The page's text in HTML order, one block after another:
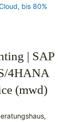
bis 80%
| SAP
4HANA
(mwd)